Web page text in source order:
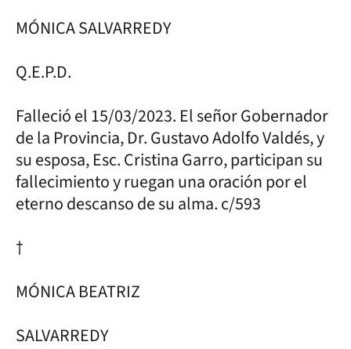
MÓNICA SALVARREDY
Q.E.P.D.
Falleció el 15/03/2023. El señor Gobernador
de la Provincia, Dr. Gustavo Adolfo Valdés, y
su esposa, Esc. Cristina Garro, participan su
fallecimiento y ruegan una oración por el
eterno descanso de su alma. c/593
†
MÓNICA BEATRIZ
SALVARREDY